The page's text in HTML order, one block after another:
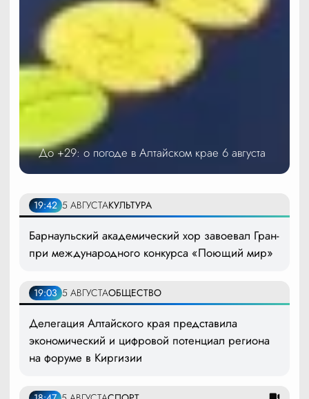
До +29: о погоде в Алтайском крае 6 августа
19:42 5 АВГУСТАКУЛЬТУРА
Барнаульский академический хор завоевал Гран-
при международного конкурса «Поющий мир»
19:03 5 АВГУСТАОБЩЕСТВО
Делегация Алтайского края представила
экономический и цифровой потенциал региона
на форуме в Киргизии